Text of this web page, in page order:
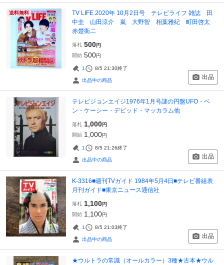
送料無料
TV LIFE 2020年 10月2日号 テレビライフ 雑誌 田
中圭 山田涼介 嵐 大野智 相葉雅紀 町田啓太
赤楚衛二
落札 500円
開始 500円
1 8/5 21:30終了
出品中の商品 出品
テレビジョンエイジ1976年1月号謎の円盤UFO・ベ
ン・ケーシー・デビッド・マッカラム他
落札 1,000円
開始 1,000円
1 8/5 21:26終了
出品中の商品 出品
K-3316■週刊TVガイド 1984年5月4日■テレビ番組表
月刊ガイド■東京ニュース通信社
落札 1,100円
開始 1,100円
1 8/5 21:03終了
出品中の商品 出品
★ウルトラの常識（オールカラー）3種★古本★ウル